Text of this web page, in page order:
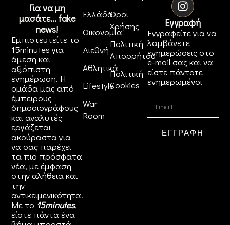
Για να μη
μασάτε... fake
news!
Εμπιστευτείτε το
15minutes για
άμεση και
αξιόπιστη
ενημέρωση. Η
ομάδα μας από
έμπειρους
δημοσιογράφους
και αναλυτές
εργάζεται
ακούραστα για
να σας παρέχει
τα πιο πρόσφατα
νέα, με έμφαση
στην αλήθεια και
την
αντικειμενικότητα.
Με το 15minutes,
είστε πάντα ένα
Ελλάδα
Οικονομία
Διεθνή
Αθλητικά
Lifestyle
War
Room
Όροι
Χρήσης
Πολιτική
Απορρήτου
Πολιτική
Cookies
Εγγραφή
Εγγραφείτε για να
λαμβάνετε
ενημερώσεις στο
e-mail σας και να
είστε πάντοτε
ενημερωμένοι
ΕΓΓΡΑΦΗ